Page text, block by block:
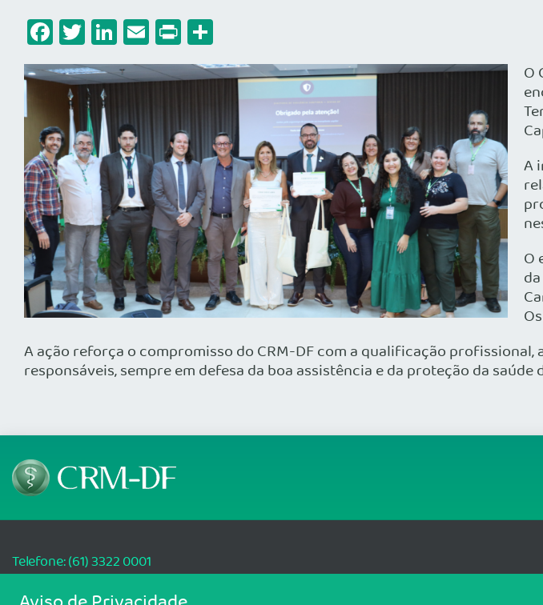
Facebook
Twitter
LinkedIn
Email
Print
O
A
O
A ação reforça o compromisso do CRM-DF com a qualificação
responsáveis, sempre em defesa da boa assistência e da proteção da saúde
Telefone: (61) 3322 0001